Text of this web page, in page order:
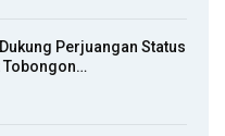
Perjuangan Status
Tobongon…